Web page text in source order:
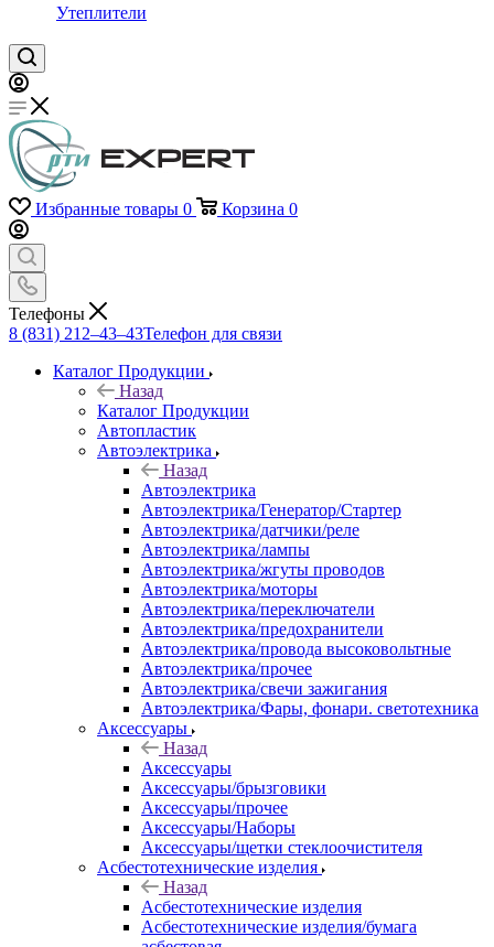
Утеплители
Избранные товары 0 Корзина 0
Телефоны
8 (831) 212–43–43Телефон для связи
Каталог Продукции
Назад
Каталог Продукции
Автопластик
Автоэлектрика
Назад
Автоэлектрика
Автоэлектрика/Генератор/Стартер
Автоэлектрика/датчики/реле
Автоэлектрика/лампы
Автоэлектрика/жгуты проводов
Автоэлектрика/моторы
Автоэлектрика/переключатели
Автоэлектрика/предохранители
Автоэлектрика/провода высоковольтные
Автоэлектрика/прочее
Автоэлектрика/свечи зажигания
Автоэлектрика/Фары, фонари. светотехника
Аксессуары
Назад
Аксессуары
Аксессуары/брызговики
Аксессуары/прочее
Аксессуары/Наборы
Аксессуары/щетки стеклоочистителя
Асбестотехнические изделия
Назад
Асбестотехнические изделия
Асбестотехнические изделия/бумага